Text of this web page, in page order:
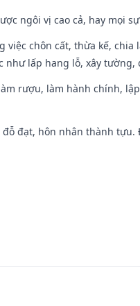
ngôi vị cao cả, hay mọi
việc chôn cất, thừa kế,
như lấp hang lỗ, xây
rượu, làm hành chính,
đỗ đạt, hôn nhân thành